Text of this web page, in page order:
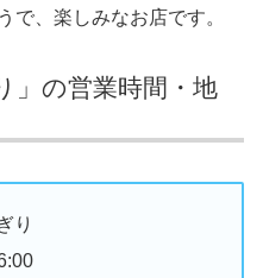
で、楽しみなお店です。
」の営業時間・地
り